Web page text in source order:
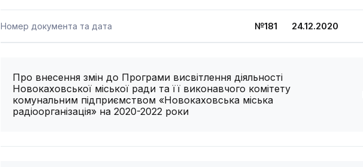
Номер документа та дата №181 24.12.2020
Про внесення змін до Програми висвітлення діяльності
Новокаховської міської ради та її виконавчого комітету
комунальним підприємством «Новокаховська міська
радіоорганізація» на 2020-2022 роки